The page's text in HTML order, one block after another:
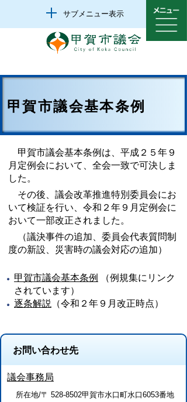
サブメニュー表示
甲賀市議会基本条例
甲賀市議会基本条例は、平成２５年９
月定例会において、全会一致で可決しま
した。
その後、議会改革推進特別委員会にお
いて検証を行い、令和２年９月定例会に
おいて一部改正されました。
（議決事件の追加、委員会代表質問制
度の新設、災害時の議会対応の追加）
甲賀市議会基本条例
（例規集にリンク
されています）
逐条解説
（令和２年９月改正時点）
お問い合わせ先
議会事務局
所在地/〒 528-8502甲賀市水口町水口6053番地